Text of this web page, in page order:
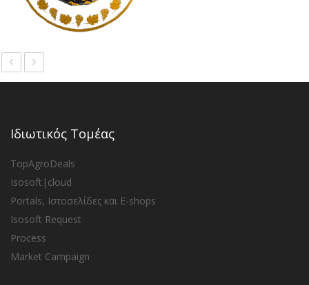
‹ ›
Ιδιωτικός Τομέας
TopAgroDeals
Isosoft|cloud
Portals, Ιστοσελίδες και E-shops
Isosoft Request
Process
Market Campaign